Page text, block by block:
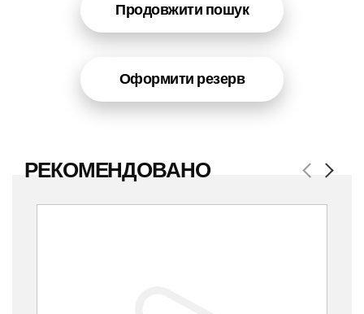
Продовжити пошук
Оформити резерв
РЕКОМЕНДОВАНО Previous
Next